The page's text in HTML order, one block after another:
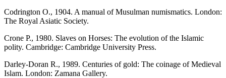
Codrington O., 1904. A manual of Musulman numismatics. London:
The Royal Asiatic Society.
Crone P., 1980. Slaves on Horses: The evolution of the Islamic
polity. Cambridge: Cambridge University Press.
Darley-Doran R., 1989. Centuries of gold: The coinage of Medieval
Islam. London: Zamana Gallery.